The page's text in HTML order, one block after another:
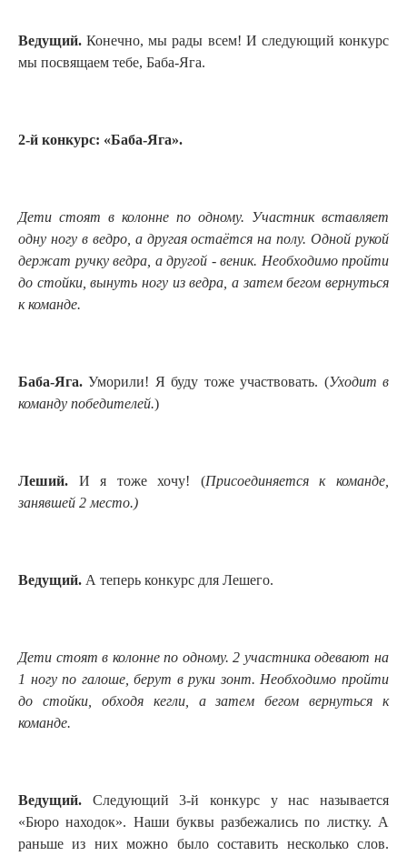
Ведущий. Конечно, мы рады всем! И следующий конкурс
мы посвящаем тебе, Баба-Яга.
2-й конкурс: «Баба-Яга».
Дети стоят в колонне по одному. Участник вставляет
одну ногу в ведро, а другая остаётся на полу. Одной рукой
держат ручку ведра, а другой - веник. Необходимо пройти
до стойки, вынуть ногу из ведра, а затем бегом вернуться
к команде.
Баба-Яга. Уморили! Я буду тоже участвовать. (Уходит в
команду победителей.)
Леший. И я тоже хочу! (Присоединяется к команде,
занявшей 2 место.)
Ведущий. А теперь конкурс для Лешего.
Дети стоят в колонне по одному. 2 участника одевают на
1 ногу по галоше, берут в руки зонт. Необходимо пройти
до стойки, обходя кегли, а затем бегом вернуться к
команде.
Ведущий. Следующий 3-й конкурс у нас называется
«Бюро находок». Наши буквы разбежались по листку. А
раньше из них можно было составить несколько слов.